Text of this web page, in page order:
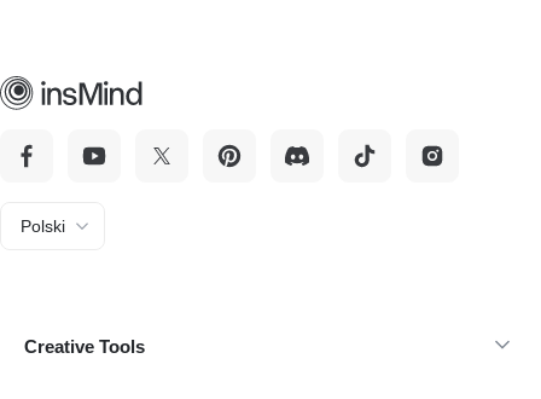
Polski
Creative Tools